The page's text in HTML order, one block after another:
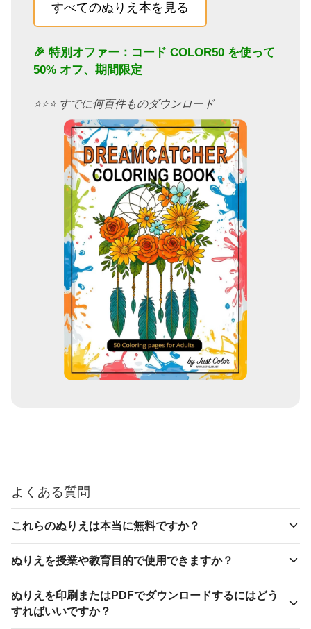
すべてのぬりえ本を見る
🎉 特別オファー：コード COLOR50 を使って
50% オフ、期間限定
⭐️⭐️⭐️ すでに何百件ものダウンロード
よくある質問
これらのぬりえは本当に無料ですか？
ぬりえを授業や教育目的で使用できますか？
ぬりえを印刷またはPDFでダウンロードするにはどう
すればいいですか？